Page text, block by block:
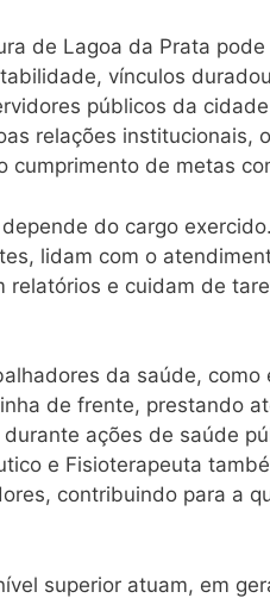
de Lagoa da Prata
vínculos
públicos da
relações institucionais,
cumprimento de metas
do cargo
lidam com o
relatórios e cuidam de
da saúde,
de frente, prestando
ações de saúde
e Fisioterapeuta
contribuindo para a
superior atuam, em